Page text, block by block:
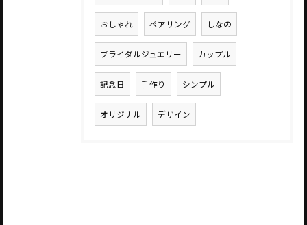
おしゃれ ペアリング しなの
ブライダルジュエリー カップル
記念日 手作り シンプル
オリジナル デザイン